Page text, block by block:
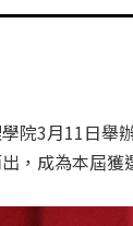
院3月11日舉
，成為本屆獲